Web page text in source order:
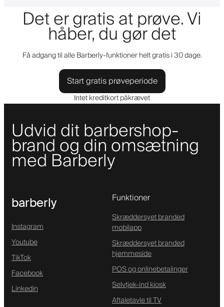
Det er gratis at prøve. Vi
håber, du gør det
Få adgang til alle Barberly-funktioner helt gratis i 30 dage.
Start gratis prøveperiode
Intet kreditkort påkrævet
Udvid dit barbershop-
brand og din omsætning
med Barberly
barberly
Instagram
Youtube
TikTok
Facebook
Linkedin
Funktioner
Skræddersyet branded
mobilapp
Skræddersyet branded
hjemmeside
POS og onlinebetalinger
Selvtjek-ind kiosk
Aftaletavle til TV